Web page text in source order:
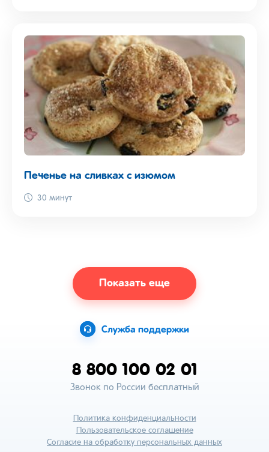
Печенье на сливках с изюмом
30 минут
Показать еще
Служба поддержки
8 800 100 02 01
Звонок по России бесплатный
Политика конфиденциальности
Пользовательское соглашение
Согласие на обработку персональных данных